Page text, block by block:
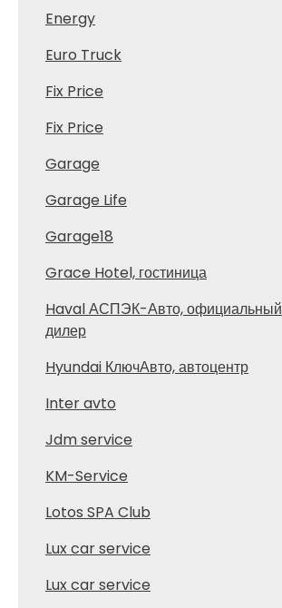
Energy
Euro Truck
Fix Price
Fix Price
Garage
Garage Life
Garage18
Grace Hotel, гостиница
Haval АСПЭК-Авто, официальный
дилер
Hyundai КлючАвто, автоцентр
Inter avto
Jdm service
KM-Service
Lotos SPA Club
Lux car service
Lux car service